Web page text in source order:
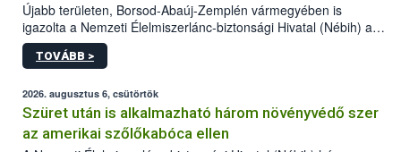
Újabb területen, Borsod-Abaúj-Zemplén vármegyében is
igazolta a Nemzeti Élelmiszerlánc-biztonsági Hivatal (Nébih) a
kőrisrontó karcsúdíszbogár (Agrilus planipennis) jelenlétét. A
kártevőt nem csak színcsapdában találták meg, de már fertőzött
az intenzív felderítést, emellett az intézkedéseket a szlovák
hatósággal is összehangolják a terjedés megállítása érdekében.
TOVÁBB >
2026. augusztus 6, csütörtök
Szüret után is alkalmazható három növényvédő szer
az amerikai szőlőkabóca ellen